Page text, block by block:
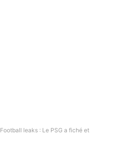
Football leaks : Le PSG a fiché et